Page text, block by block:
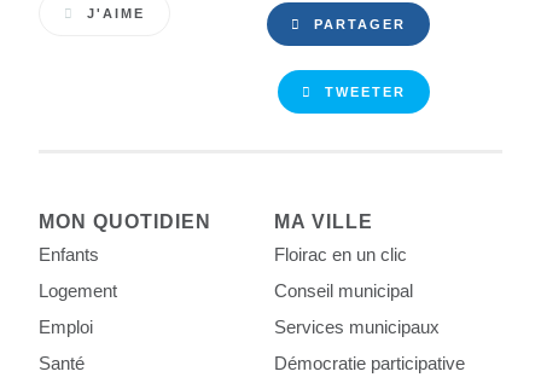
J'AIME
PARTAGER
TWEETER
MON QUOTIDIEN
Enfants
Logement
Emploi
Santé
MA VILLE
Floirac en un clic
Conseil municipal
Services municipaux
Démocratie participative